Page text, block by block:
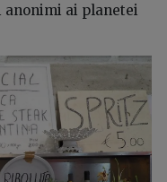
anonimi ai planetei